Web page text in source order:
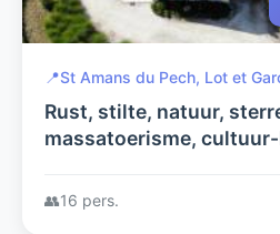
📍St Amans du Pech, Lot et
Rust, stilte, natuur,
massatoerisme,
👥16 pers.